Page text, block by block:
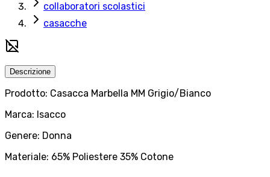
collaboratori scolastici
casacche
Descrizione
Prodotto: Casacca Marbella MM Grigio/Bianco
Marca: Isacco
Genere: Donna
Materiale: 65% Poliestere 35% Cotone